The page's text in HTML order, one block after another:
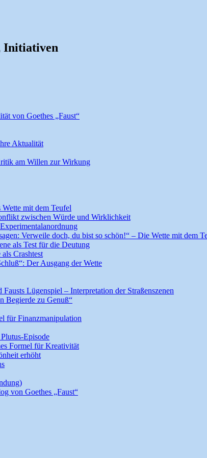
Initiativen
von Goethes „Faust“
Aktualität
am Willen zur Wirkung
mit dem Teufel
zwischen Würde und Wirklichkeit
Verweile doch, du bist so schön!“ – Die Wette mit dem
als Test für die Deutung
Crashtest
Der Ausgang der Wette
Lügenspiel – Interpretation der Straßenszenen
Begierde zu Genuß“
für Finanzmanipulation
Episode
Formel für Kreativität
erhöht
von Goethes „Faust“